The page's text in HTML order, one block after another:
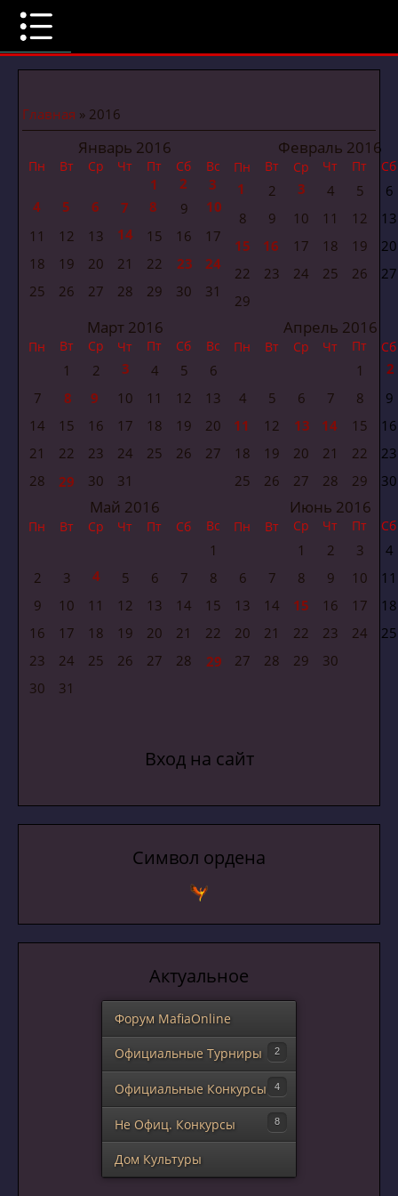
Главная » 2016
Январь 2016
Пн Вт Ср Чт Пт Сб Вс
1 2
3
4
5 6 7 8 9
10
11
12 13 14 15 16
17
18
19 20 21 22 23
24
25
26 27 28 29 30 31
Февраль 2016
Пн Вт Ср Чт Пт Сб
1 2 3 4 5
6
8
9 10 11 12
13
15
16 17 18 19
20
22
23 24 25 26
27
29
Март 2016
Пн Вт Ср Чт Пт Сб Вс
1 2 3 4 5
6
7
8 9 10 11 12
13
14
15 16 17 18 19
20
21
22 23 24 25 26
27
28
29 30 31
Апрель 2016
Пн Вт Ср Чт Пт Сб
1
2
4
5 6 7 8
9
11
12 13 14 15
16
18
19 20 21 22
23
25
26 27 28 29 30
Май 2016
Пн Вт Ср Чт Пт Сб Вс
1
2
3 4 5 6 7
8
9
10 11 12 13 14
15
16
17 18 19 20 21
22
23
24 25 26 27 28
29
30
31
Июнь 2016
Пн Вт Ср Чт Пт Сб
1 2 3
4
6
7 8 9 10
11
13
14 15 16 17
18
20
21 22 23 24
25
27
28 29 30
Вход на сайт
Символ ордена
Актуальное
Форум MafiaOnline
Официальные Турниры
XII ТПК
VII Кубок Вендетты
Официальные Конкурсы
«Молодое поколение»
Конкурс-"Ходилка"
Не Офиц. Конкурсы
Всемафский граммофон
Дом Культуры